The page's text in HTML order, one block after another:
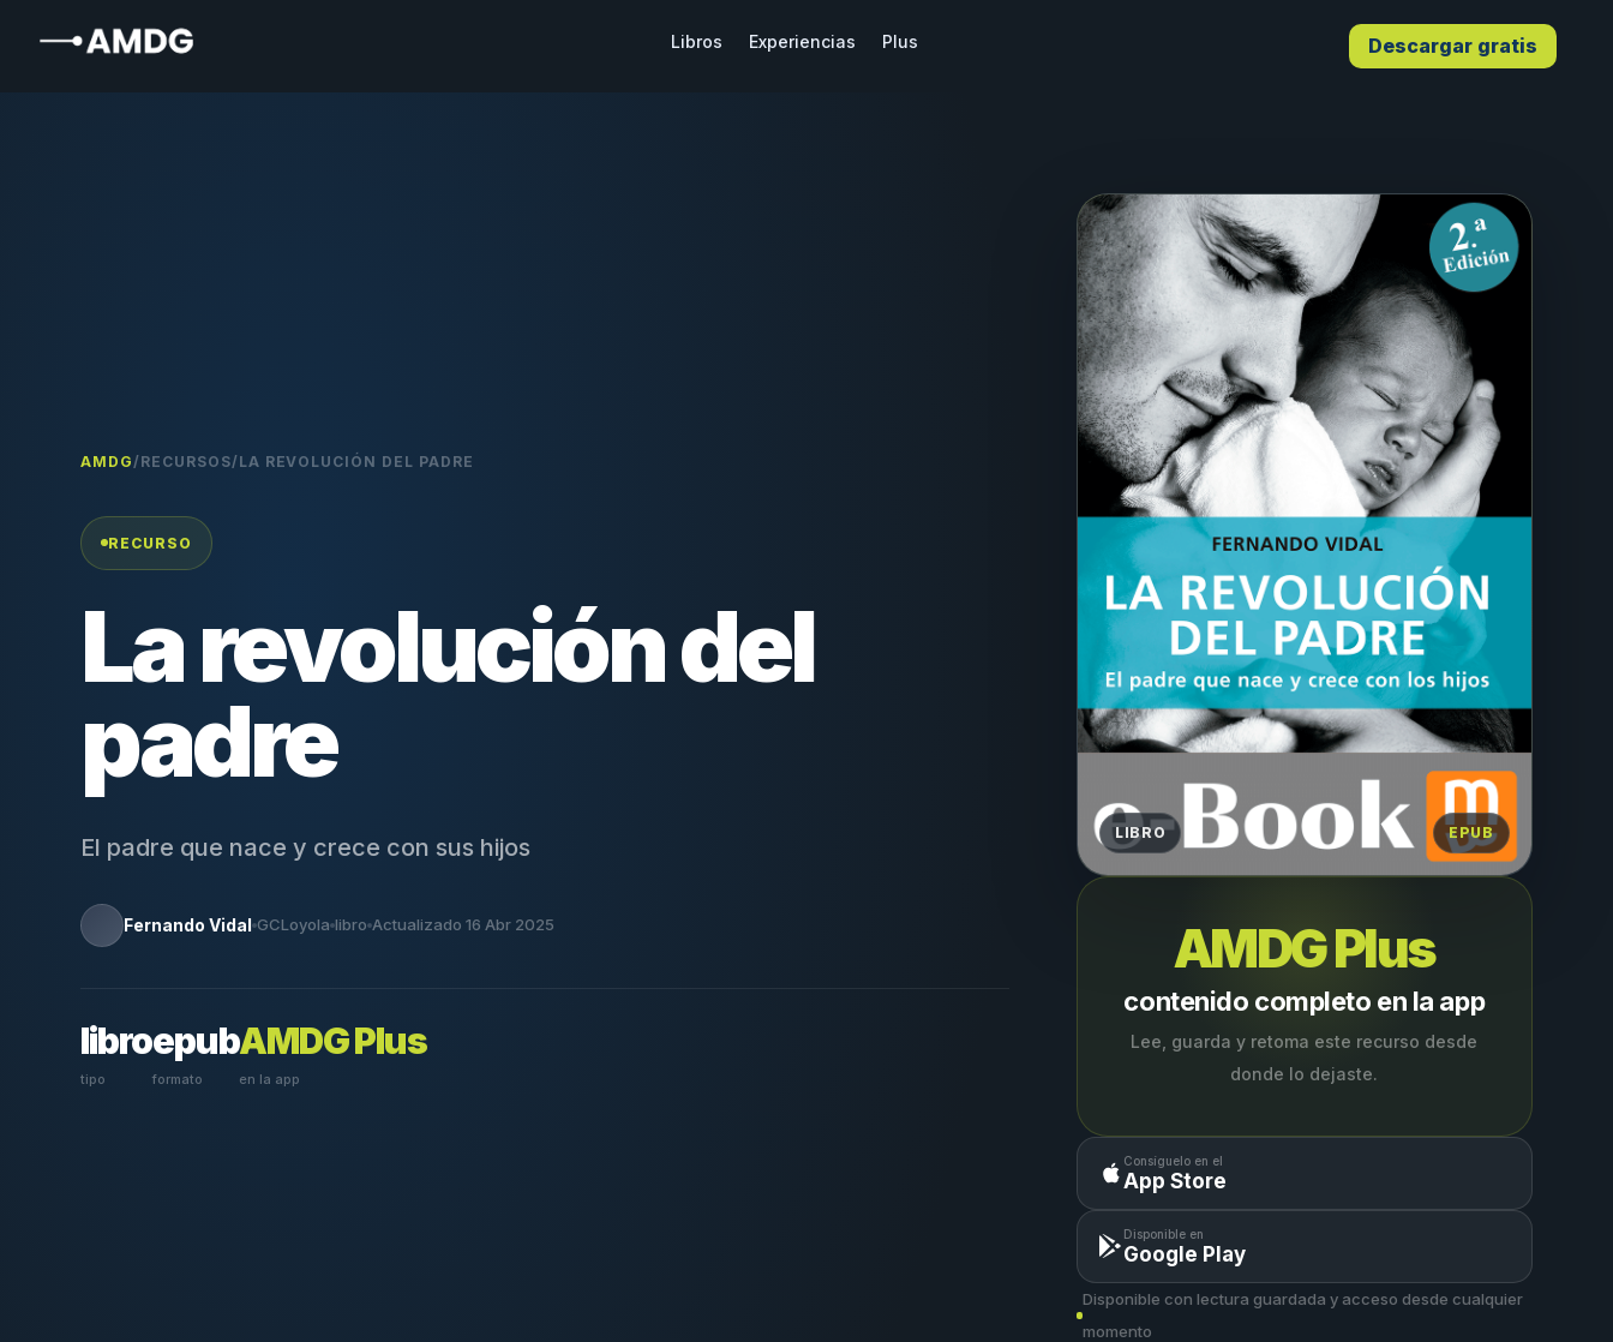
Libros Experiencias Plus Descargar gratis
AMDG /RECURSOS/LA REVOLUCIÓN DEL PADRE
RECURSO
La revolución del
padre
El padre que nace y crece con sus hijos
Fernando Vidal GCLoyola libro Actualizado 16 Abr 2025
libro
tipo
epub
formato
AMDG Plus
en la app
LIBRO EPUB
AMDG Plus
contenido completo en la app
Lee, guarda y retoma este recurso desde
donde lo dejaste.
Consíguelo en el
App Store
Disponible en
Google Play
Disponible con lectura guardada y acceso desde cualquier
momento